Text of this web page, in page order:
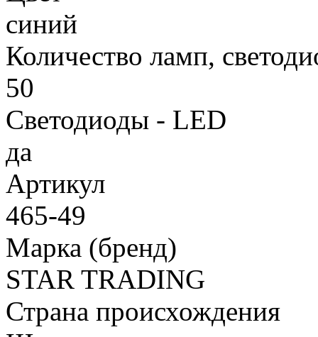
синий
Количество ламп,
50
Светодиоды - LED
да
Артикул
465-49
Марка (бренд)
STAR TRADING
Страна происхождения